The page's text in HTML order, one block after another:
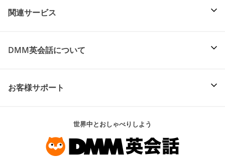
関連サービス
DMM英会話について
お客様サポート
世界中とおしゃべりしよう